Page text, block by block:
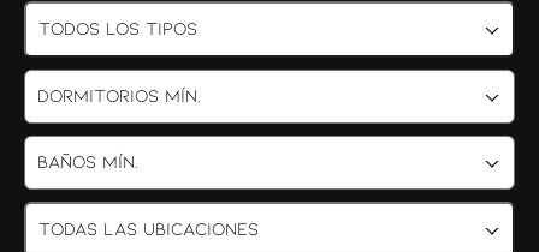
TODOS LOS TIPOS
TODAS LAS UBICACIONES